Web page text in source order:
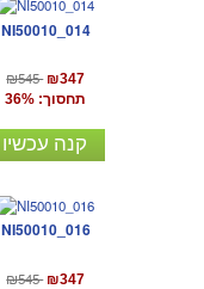
NI50010_014
₪545 ₪347
תחסוך: 36%
קנה עכשיו
NI50010_016
₪545 ₪347